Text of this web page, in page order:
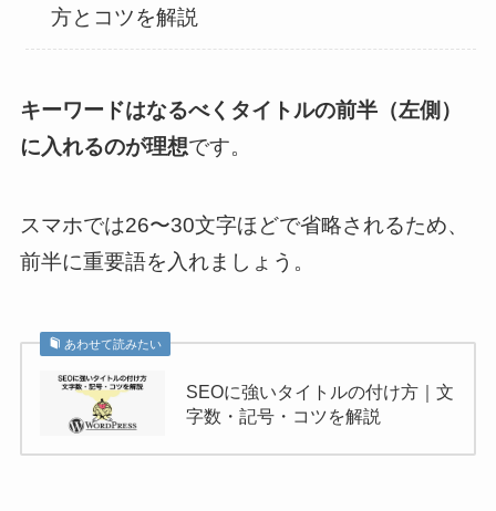
方とコツを解説
キーワードはなるべくタイトルの前半（左側）
に入れるのが理想です。
スマホでは26〜30文字ほどで省略されるため、
前半に重要語を入れましょう。
あわせて読みたい
SEOに強いタイトルの付け方｜文
字数・記号・コツを解説